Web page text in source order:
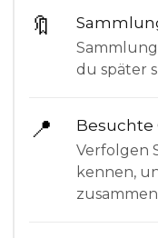
🔖
du später
📍 Besuchte
Verfolgen
kennen,